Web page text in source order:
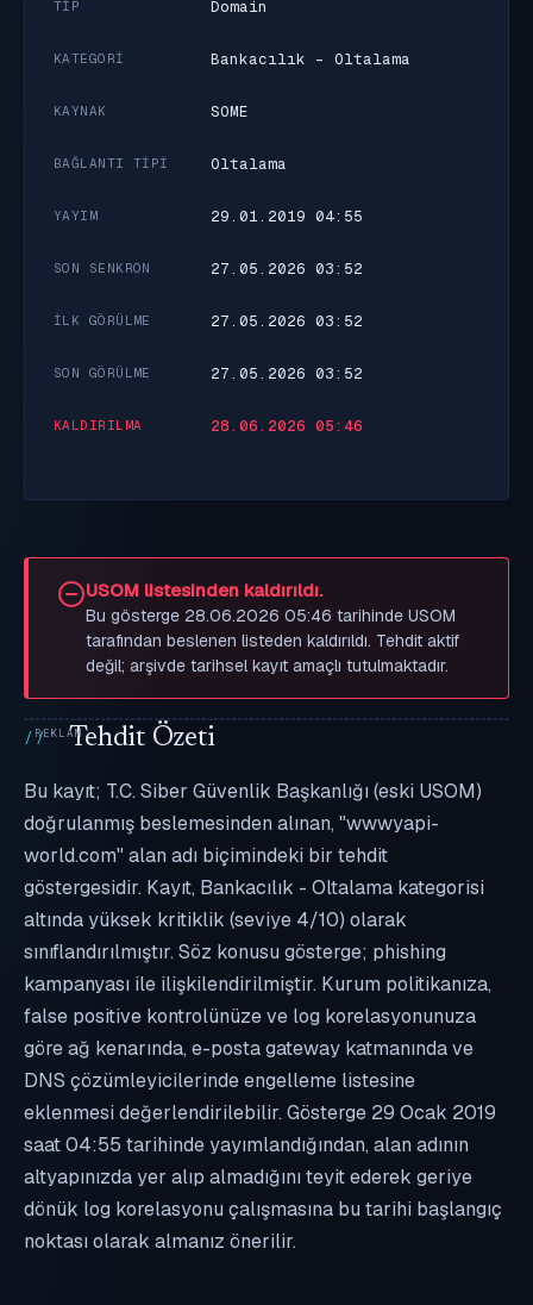
TIP Domain
KATEGORI Bankacılık - Oltalama
KAYNAK SOME
BAĞLANTI TIPI Oltalama
YAYIM 29.01.2019 04:55
SON SENKRON 27.05.2026 03:52
İLK GÖRÜLME 27.05.2026 03:52
SON GÖRÜLME 27.05.2026 03:52
KALDIRILMA 28.06.2026 05:46
USOM listesinden kaldırıldı.
Bu gösterge 28.06.2026 05:46 tarihinde USOM
tarafından beslenen listeden kaldırıldı. Tehdit aktif
değil; arşivde tarihsel kayıt amaçlı tutulmaktadır.
Tehdit Özeti
Bu kayıt; T.C. Siber Güvenlik Başkanlığı (eski USOM)
doğrulanmış beslemesinden alınan, "wwwyapi-
world.com" alan adı biçimindeki bir tehdit
göstergesidir. Kayıt, Bankacılık - Oltalama kategorisi
altında yüksek kritiklik (seviye 4/10) olarak
sınıflandırılmıştır. Söz konusu gösterge; phishing
kampanyası ile ilişkilendirilmiştir. Kurum politikanıza,
false positive kontrolünüze ve log korelasyonunuza
göre ağ kenarında, e-posta gateway katmanında ve
DNS çözümleyicilerinde engelleme listesine
eklenmesi değerlendirilebilir. Gösterge 29 Ocak 2019
saat 04:55 tarihinde yayımlandığından, alan adının
altyapınızda yer alıp almadığını teyit ederek geriye
dönük log korelasyonu çalışmasına bu tarihi başlangıç
noktası olarak almanız önerilir.